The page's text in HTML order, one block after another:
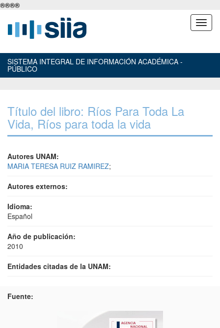
®®®®
SISTEMA INTEGRAL DE INFORMACIÓN ACADÉMICA -
PÚBLICO
Título del libro: Ríos Para Toda La
Vida, Ríos para toda la vida
Autores UNAM:
MARIA TERESA RUIZ RAMIREZ;
Autores externos:
Idioma:
Español
Año de publicación:
2010
Entidades citadas de la UNAM:
Fuente: